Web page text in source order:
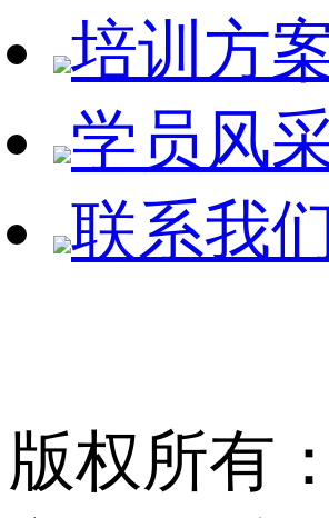
培训方
学员风
联系我
版权所有